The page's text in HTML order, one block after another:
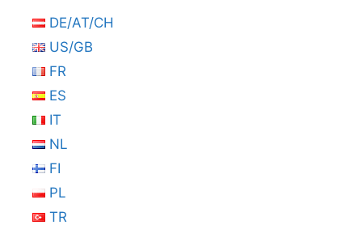
DE/AT/CH
US/GB
FR
ES
IT
NL
FI
PL
TR